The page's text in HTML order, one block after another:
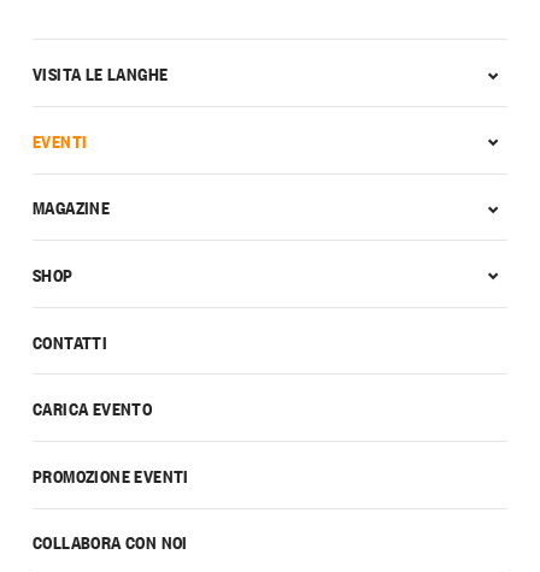
CONTATTI
CARICA EVENTO
PROMOZIONE EVENTI
COLLABORA CON NOI
VISITA LE LANGHE
EVENTI
MAGAZINE
SHOP